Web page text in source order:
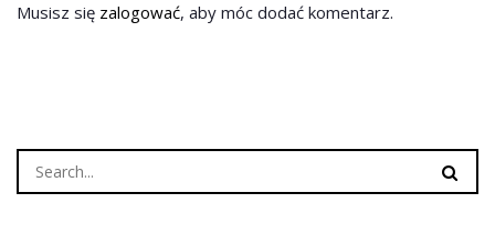
Musisz się zalogować, aby móc dodać komentarz.